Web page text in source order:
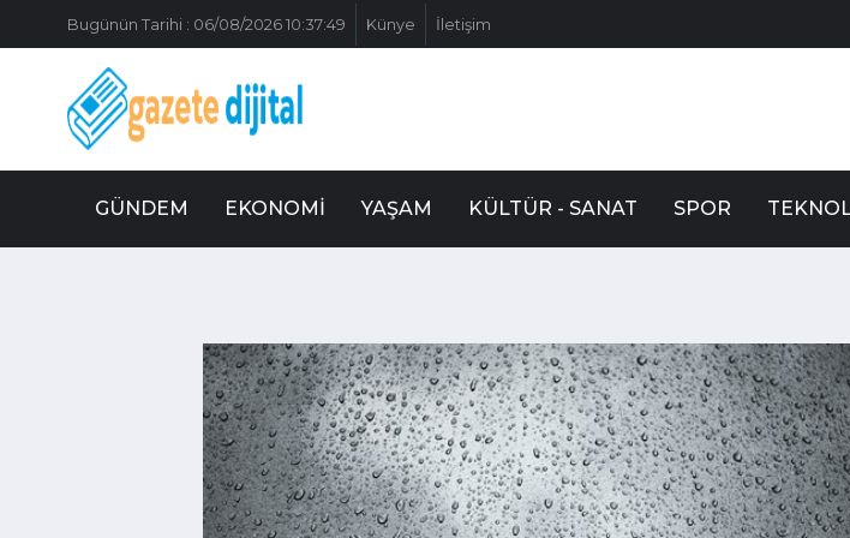
Bugünün Tarihi : 06/08/2026 10:37:49 Künye İletişim
GÜNDEM EKONOMI YAŞAM KÜLTÜR - SANAT SPOR